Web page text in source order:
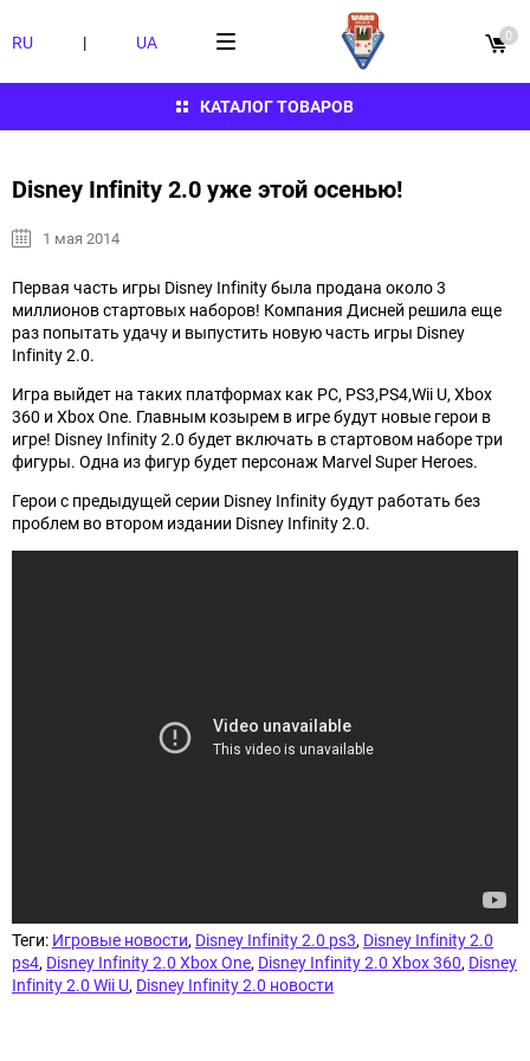
КАТАЛОГ ТОВАРОВ
RU | UA 0
Disney Infinity 2.0 уже этой осенью!
1 мая 2014
Первая часть игры Disney Infinity была продана около 3
миллионов стартовых наборов! Компания Дисней решила еще
раз попытать удачу и выпустить новую часть игры Disney
Infinity 2.0.
Игра выйдет на таких платформах как PC, PS3,PS4,Wii U, Xbox
360 и Xbox One. Главным козырем в игре будут новые герои в
игре! Disney Infinity 2.0 будет включать в стартовом наборе три
фигуры. Одна из фигур будет персонаж Marvel Super Heroes.
Герои с предыдущей серии Disney Infinity будут работать без
проблем во втором издании Disney Infinity 2.0.
Теги: Игровые новости, Disney Infinity 2.0 ps3, Disney Infinity 2.0
ps4, Disney Infinity 2.0 Xbox One, Disney Infinity 2.0 Xbox 360, Disney
Infinity 2.0 Wii U, Disney Infinity 2.0 новости